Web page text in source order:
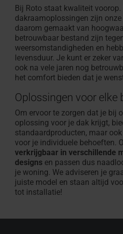
Bij Roto staat kwaliteit voorop.
dakraamoplossingen zijn onze
daarom gemaakt van
betrouwbaar bestand zijn
weersomstandigheden en
levensduur. Je kunt er zeker
ook na vele jaren nog
het comfort bieden dat je
Oplossingen voor elke
Om ervoor te zorgen dat je bij
oplossing voor je dak krijgt,
standaardproducten, maar
voor je individuele behoeften.
verkrijgbaar in verschillende
designs en passen dus
je woning. We adviseren je
juiste model en staan altijd
tot installatie!